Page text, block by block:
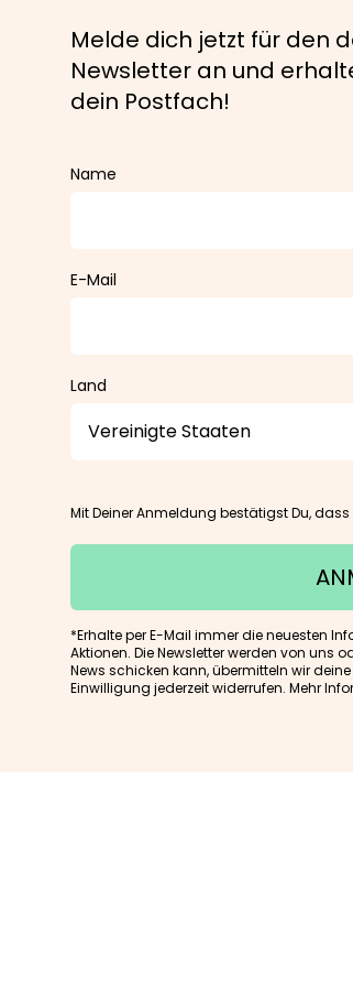
Melde dich jetzt für den
Newsletter an und
dein Postfach!
Name
E-Mail
Land
Mit Deiner Anmeldung bestätigst Du,
*Erhalte per E-Mail immer die neuesten
Aktionen. Die Newsletter werden von uns
News schicken kann, übermitteln wir
Einwilligung jederzeit widerrufen. Mehr